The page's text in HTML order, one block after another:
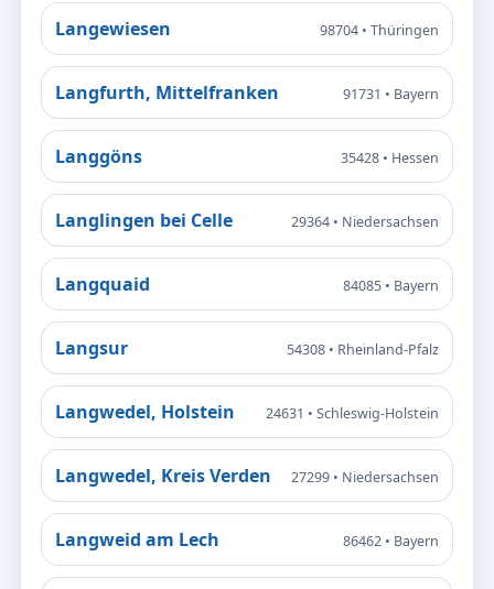
Langewiesen 98704 • Thüringen
Langfurth, Mittelfranken 91731 • Bayern
Langgöns 35428 • Hessen
Langlingen bei Celle 29364 • Niedersachsen
Langquaid 84085 • Bayern
Langsur 54308 • Rheinland-Pfalz
Langwedel, Holstein 24631 • Schleswig-Holstein
Langwedel, Kreis Verden 27299 • Niedersachsen
Langweid am Lech 86462 • Bayern